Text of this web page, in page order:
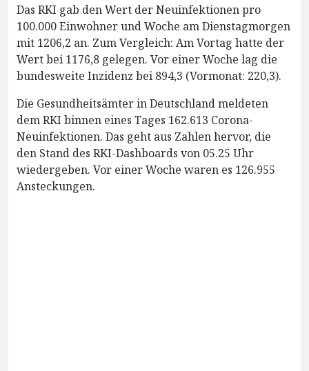
Das RKI gab den Wert der Neuinfektionen pro
100.000 Einwohner und Woche am Dienstagmorgen
mit 1206,2 an. Zum Vergleich: Am Vortag hatte der
Wert bei 1176,8 gelegen. Vor einer Woche lag die
bundesweite Inzidenz bei 894,3 (Vormonat: 220,3).
Die Gesundheitsämter in Deutschland meldeten
dem RKI binnen eines Tages 162.613 Corona-
Neuinfektionen. Das geht aus Zahlen hervor, die
den Stand des RKI-Dashboards von 05.25 Uhr
wiedergeben. Vor einer Woche waren es 126.955
Ansteckungen.